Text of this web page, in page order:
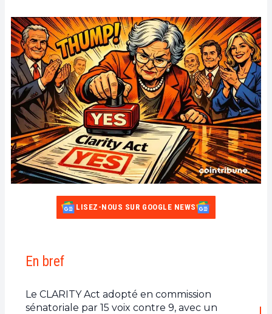
LISEZ-NOUS SUR GOOGLE NEWS
En bref
Le CLARITY Act adopté en commission
sénatoriale par 15 voix contre 9, avec un